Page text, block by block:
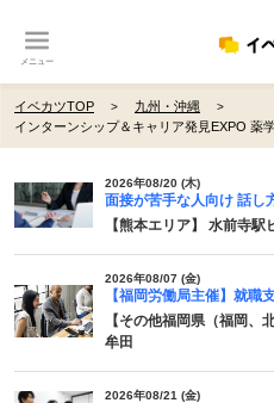
メニュー
イベカツTOP
九州・沖縄
インターンシップ＆キャリア発見EXPO
2026年08/20 (木)
面接が苦手な人向け 話
【熊本エリア】 水前寺
2026年08/07 (金)
【福岡労働局主催】就
【その他福岡県（福岡、
牟田
2026年08/21 (金)